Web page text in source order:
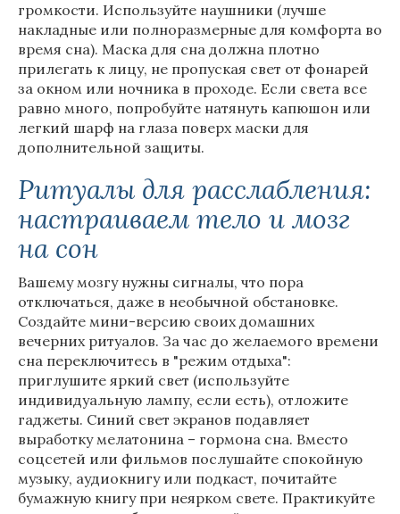
громкости. Используйте наушники (лучше
накладные или полноразмерные для комфорта во
время сна). Маска для сна должна плотно
прилегать к лицу, не пропуская свет от фонарей
за окном или ночника в проходе. Если света все
равно много, попробуйте натянуть капюшон или
легкий шарф на глаза поверх маски для
дополнительной защиты.
Ритуалы для расслабления:
настраиваем тело и мозг
на сон
Вашему мозгу нужны сигналы, что пора
отключаться, даже в необычной обстановке.
Создайте мини-версию своих домашних
вечерних ритуалов. За час до желаемого времени
сна переключитесь в "режим отдыха":
приглушите яркий свет (используйте
индивидуальную лампу, если есть), отложите
гаджеты. Синий свет экранов подавляет
выработку мелатонина – гормона сна. Вместо
соцсетей или фильмов послушайте спокойную
музыку, аудиокнигу или подкаст, почитайте
бумажную книгу при неярком свете. Практикуйте